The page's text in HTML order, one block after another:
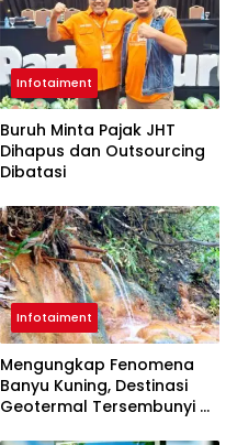
Infotaiment
Buruh Minta Pajak JHT
Dihapus dan Outsourcing
Dibatasi
Infotaiment
Mengungkap Fenomena
Banyu Kuning, Destinasi
Geotermal Tersembunyi di